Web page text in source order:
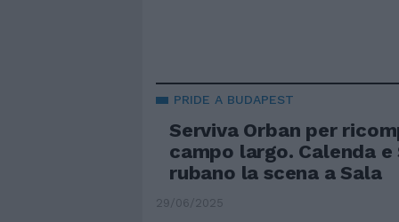
PRIDE A BUDAPEST
Serviva Orban per
campo largo. Calenda e
rubano la scena a Sala
29/06/2025